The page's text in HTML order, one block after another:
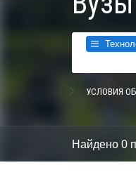
УСЛОВИЯ
Найдено 0